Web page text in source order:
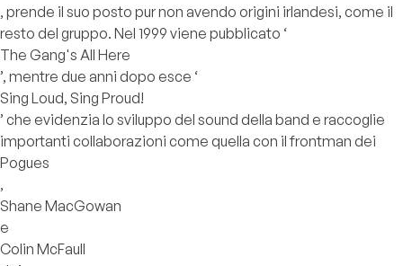
, prende il suo posto pur non avendo origini irlandesi, come il
resto del gruppo. Nel 1999 viene pubblicato ‘
The Gang's All Here
’, mentre due anni dopo esce ‘
Sing Loud, Sing Proud!
’ che evidenzia lo sviluppo del sound della band e raccoglie
importanti collaborazioni come quella con il frontman dei
Pogues
,
Shane MacGowan
e
Colin McFaull